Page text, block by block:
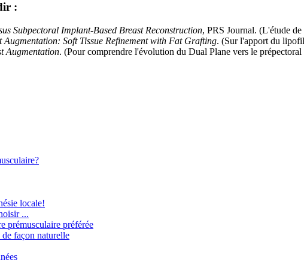
:
Subpectoral Implant-Based Breast Reconstruction, PRS Journal. (L'étude
Augmentation: Soft Tissue Refinement with Fat Grafting. (Sur l'apport du
Augmentation. (Pour comprendre l'évolution du Dual Plane vers le prépectoral
locale!
...
prémusculaire préférée
façon naturelle